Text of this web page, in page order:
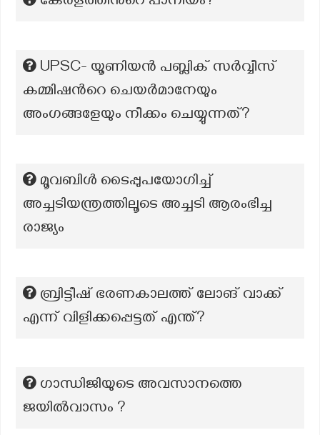
UPSC- യൂണിയൻ പബ്ലിക് സർവ്വീസ്
കമ്മിഷന്‍റെ ചെയർമാനേയും
അംഗങ്ങളേയും നീക്കം ചെയ്യുന്നത്?
മൂവബിൾ ടൈപ്പുപയോഗിച്ച്
അച്ചടിയന്ത്രത്തിലൂടെ അച്ചടി ആരംഭിച്ച
രാജ്യം
ബ്രിട്ടീഷ് ഭരണകാലത്ത് ലോങ് വാക്ക്
എന്ന് വിളിക്കപ്പെട്ടത് എന്ത്?
ഗാന്ധിജിയുടെ അവസാനത്തെ
ജയിൽവാസം ?